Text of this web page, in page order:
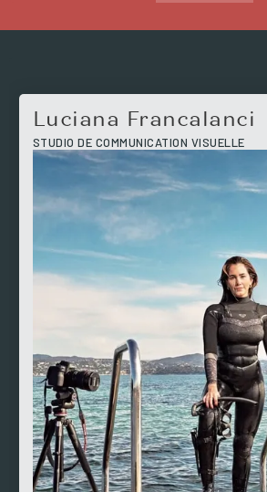
Luciana Francalanci
STUDIO DE COMMUNICATION VISUELLE